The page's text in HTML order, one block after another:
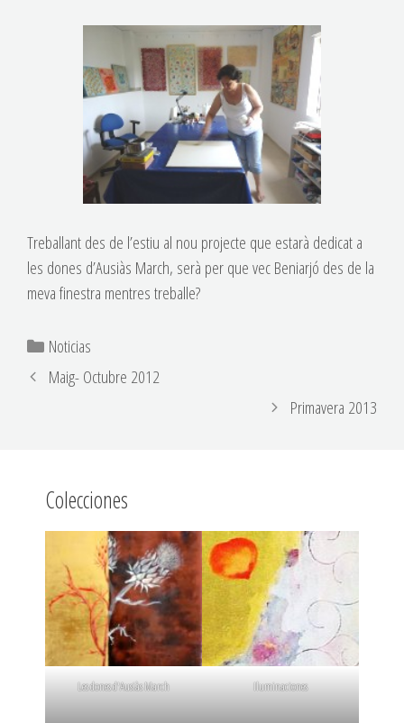
Treballant des de l’estiu al nou projecte que estarà dedicat a
les dones d’Ausiàs March, serà per que vec Beniarjó des de la
meva finestra mentres treballe?
Noticias
Maig- Octubre 2012
Primavera 2013
Colecciones
Les dones d'Ausiàs March Iluminaciones